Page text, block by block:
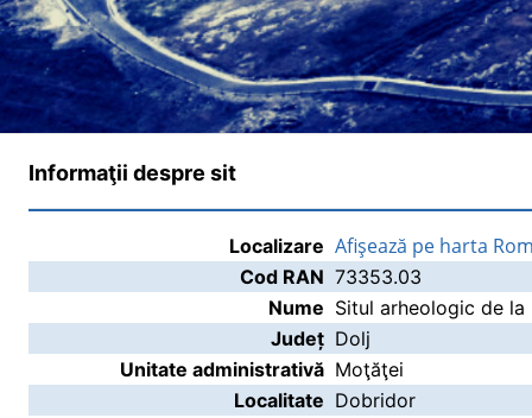
Informaţii despre sit
Localizare Afişează pe harta
Cod RAN 73353.03
Nume Situl arheologic de
Județ Dolj
Unitate administrativă Moţăţei
Localitate Dobridor